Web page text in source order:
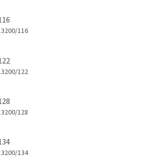
116
122
128
134